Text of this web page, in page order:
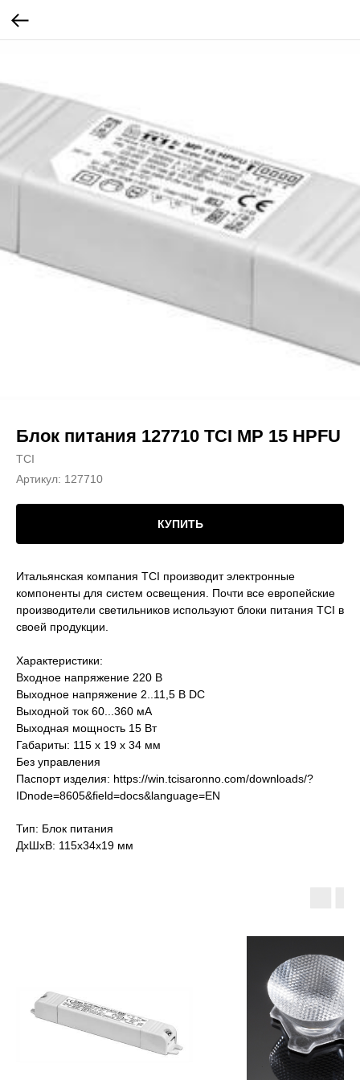
Блок питания 127710 TCI MP 15 HPFU
TCI
Артикул: 127710
КУПИТЬ
Итальянская компания TCI производит электронные
компоненты для систем освещения. Почти все европейские
производители светильников используют блоки питания TCI в
своей продукции.
Характеристики:
Входное напряжение 220 В
Выходное напряжение 2..11,5 В DC
Выходной ток 60...360 мА
Выходная мощность 15 Вт
Габариты: 115 x 19 x 34 мм
Без управления
Паспорт изделия: https://win.tcisaronno.com/downloads/?
IDnode=8605&field=docs&language=EN
Тип: Блок питания
ДxШxВ: 115x34x19 мм